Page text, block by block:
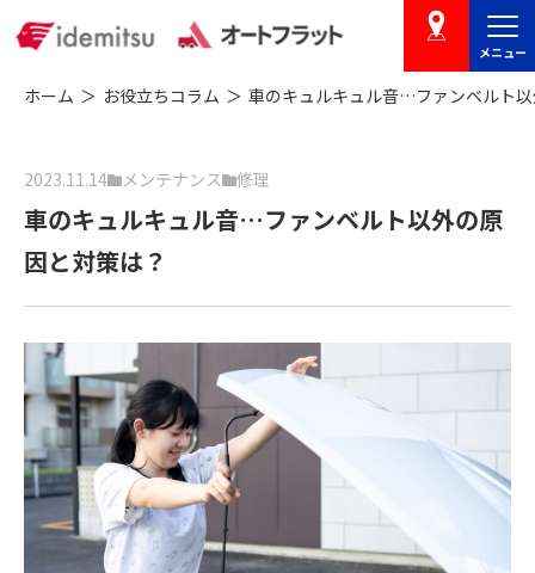
店舗を探す
メニュー
ホーム お役立ちコラム 車のキュルキュル音…ファンベルト
2023.11.14 メンテナンス 修理
車のキュルキュル音…ファンベルト以外の原
因と対策は？